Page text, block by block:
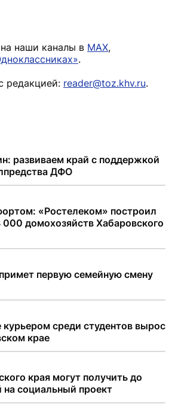
наши каналы в MAX,
.
редакцией: reader@toz.khv.ru.
развиваем край с поддержкой
ДФО
«Ростелеком» построил
домохозяйств Хабаровского
первую семейную смену
курьером среди студентов вырос
крае
края могут получить до
социальный проект